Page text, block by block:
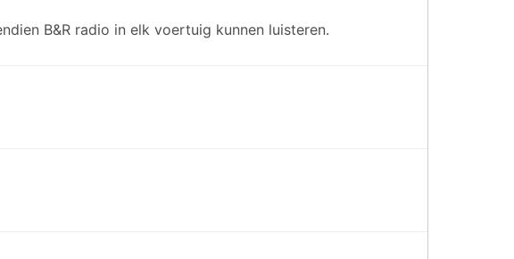
B&R radio in elk voertuig kunnen luisteren.